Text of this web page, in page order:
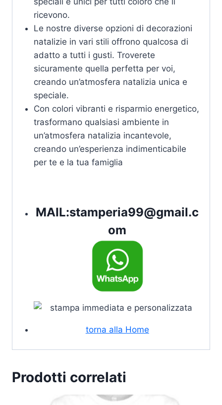
ricevono.
Le nostre diverse opzioni di decorazioni
natalizie in vari stili offrono qualcosa di
adatto a tutti i gusti. Troverete
sicuramente quella perfetta per voi,
creando un’atmosfera natalizia unica e
speciale.
Con colori vibranti e risparmio energetico,
trasformano qualsiasi ambiente in
un’atmosfera natalizia incantevole,
creando un’esperienza indimenticabile
per te e la tua famiglia
MAIL:stamperia99@gmail.c
om
torna alla Home
Prodotti correlati